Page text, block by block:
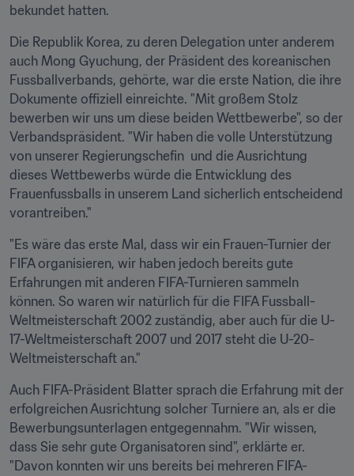
bekundet hatten.
Die Republik Korea, zu deren Delegation unter anderem
auch Mong Gyuchung, der Präsident des koreanischen
Fussballverbands, gehörte, war die erste Nation, die ihre
Dokumente offiziell einreichte. "Mit großem Stolz
bewerben wir uns um diese beiden Wettbewerbe", so der
Verbandspräsident. "Wir haben die volle Unterstützung
von unserer Regierungschefin  und die Ausrichtung
dieses Wettbewerbs würde die Entwicklung des
Frauenfussballs in unserem Land sicherlich entscheidend
vorantreiben."
"Es wäre das erste Mal, dass wir ein Frauen-Turnier der
FIFA organisieren, wir haben jedoch bereits gute
Erfahrungen mit anderen FIFA-Turnieren sammeln
können. So waren wir natürlich für die FIFA Fussball-
Weltmeisterschaft 2002 zuständig, aber auch für die U-
17-Weltmeisterschaft 2007 und 2017 steht die U-20-
Weltmeisterschaft an."
Auch FIFA-Präsident Blatter sprach die Erfahrung mit der
erfolgreichen Ausrichtung solcher Turniere an, als er die
Bewerbungsunterlagen entgegennahm. "Wir wissen,
dass Sie sehr gute Organisatoren sind", erklärte er.
"Davon konnten wir uns bereits bei mehreren FIFA-